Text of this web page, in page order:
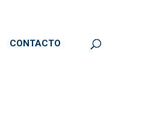
CONTACTO